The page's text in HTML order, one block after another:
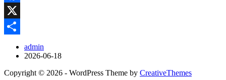
Facebook
X
admin
2026-06-18
Copyright © 2026 - WordPress Theme by CreativeThemes